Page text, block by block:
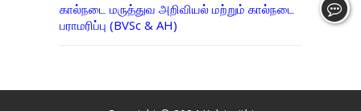
கால்நடை மருத்துவ அறிவியல் மற்றும் கால்நடை
பராமரிப்பு (BVSc & AH)